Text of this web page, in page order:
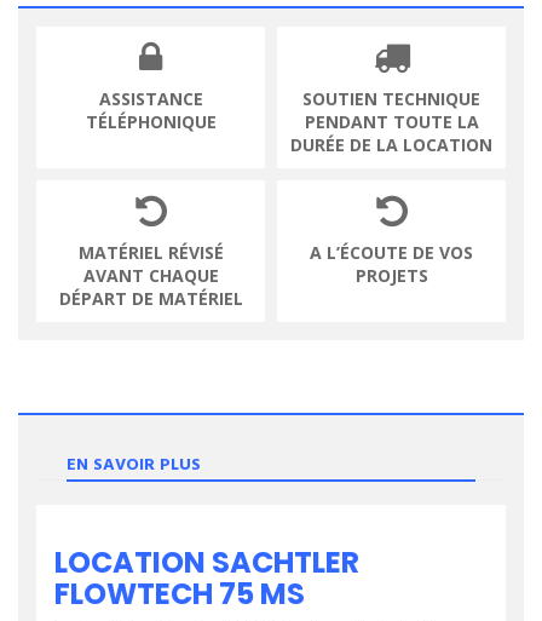
ASSISTANCE
TÉLÉPHONIQUE
SOUTIEN TECHNIQUE
PENDANT TOUTE LA
DURÉE DE LA LOCATION
MATÉRIEL RÉVISÉ
AVANT CHAQUE
DÉPART DE MATÉRIEL
A L’ÉCOUTE DE VOS
PROJETS
EN SAVOIR PLUS
LOCATION SACHTLER
FLOWTECH 75 MS